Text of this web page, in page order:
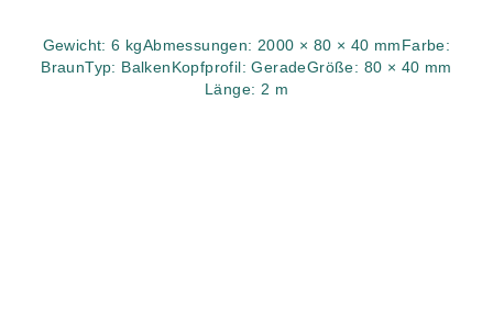
Gewicht: 6 kgAbmessungen: 2000 × 80 × 40 mmFarbe:
BraunTyp: BalkenKopfprofil: GeradeGröße: 80 × 40 mm
Länge: 2 m